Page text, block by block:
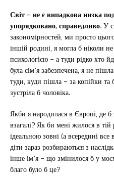
Світ – не є випадкова низка
упорядковано, справедливо.У
закономірностей, ми просто
іншій родині, я могла б ніколи
психологією – а туди рідко хто
була сім’я забезпечена, я не
туди, куди пішла – за копійки та
зустріла б чоловіка.
Якби я народилася в Європі, де б
взагалі? Як би мені жилося в тій
ідеальною зовні (а всередині
діти зараз розбираються з
інше ім’я – що змінилося б у
благо було б це?